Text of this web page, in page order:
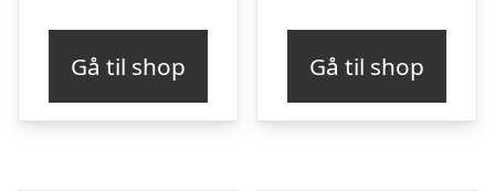
Gå til shop Gå til shop